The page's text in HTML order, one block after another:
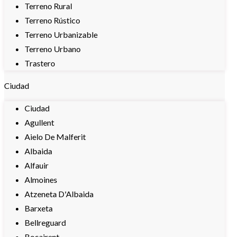
Terreno Rural
Terreno Rústico
Terreno Urbanizable
Terreno Urbano
Trastero
Ciudad
Ciudad
Agullent
Aielo De Malferit
Albaida
Alfauir
Almoines
Atzeneta D'Albaida
Barxeta
Bellreguard